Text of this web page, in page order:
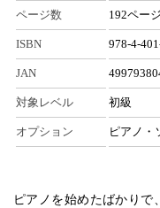
ページ数 192ページ
ISBN 978-4-
JAN
対象レベル 初級
オプション ピアノ・
ピアノを始めたばかりで